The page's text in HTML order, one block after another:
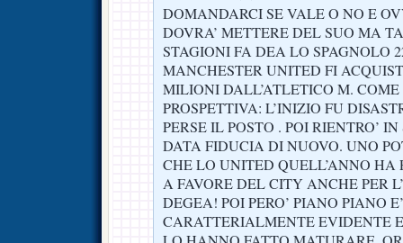
DOMANDARCI SE VALE O NO E
DOVRA’ METTERE DEL SUO MA
STAGIONI FA DEA LO SPAGNOLO
MANCHESTER UNITED FI
MILIONI DALL’ATLETICO M.
PROSPETTIVA: L’INIZIO FU
PERSE IL POSTO . POI RIENTRO’
DATA FIDUCIA DI NUOVO. UNO
CHE LO UNITED QUELL’ANNO HA
A FAVORE DEL CITY ANCHE PER
DEGEA! POI PERO’ PIANO PIANO
CARATTERIALMENTE EVIDENTE